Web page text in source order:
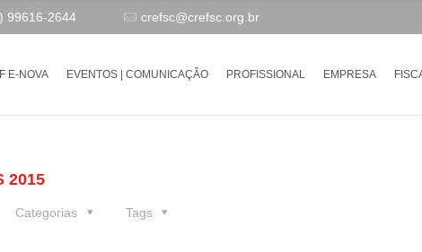
99616-2644 crefsc@crefsc.org.br
E-NOVA EVENTOS | COMUNICAÇÃO PROFISSIONAL EMPRESA
2015
Categorias Tags